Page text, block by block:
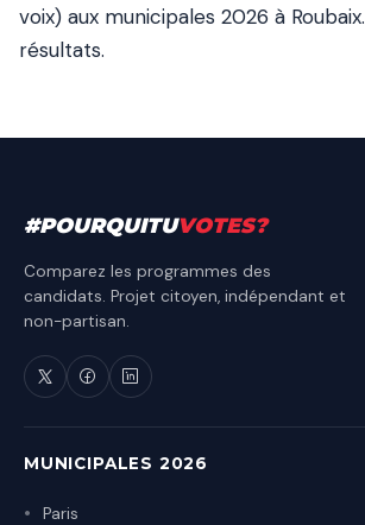
voix) aux municipales 2026 à Roubaix.
résultats.
#POURQUITUVOTES?
Comparez les programmes des
candidats. Projet citoyen, indépendant et
non-partisan.
MUNICIPALES 2026
Paris